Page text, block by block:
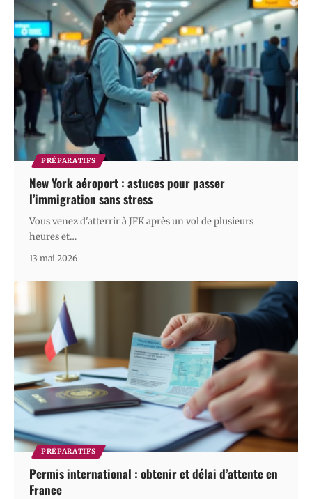
PRÉPARATIFS
New York aéroport : astuces pour passer
l’immigration sans stress
Vous venez d'atterrir à JFK après un vol de plusieurs
heures et…
13 mai 2026
PRÉPARATIFS
Permis international : obtenir et délai d’attente en
France